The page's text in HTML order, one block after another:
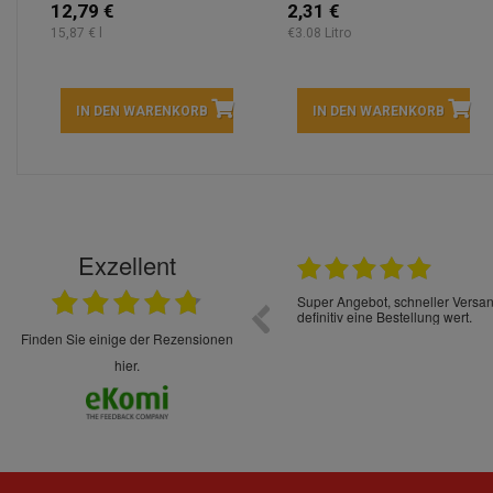
12,79 €
15,87 € l
IN DEN WARENKORB
2,31 €
€3.08 Litro
IN DEN WARENKORB
Exzellent
finden Sie einige der Rezensionen
hier.
sehr sorgsam verpackt. Alles kommt
Spaß so einzukaufen. Die Abwicklung ist
Schnelle Lieferung Ware wie
verpackt.